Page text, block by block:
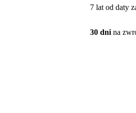
7 lat od daty
30 dni na